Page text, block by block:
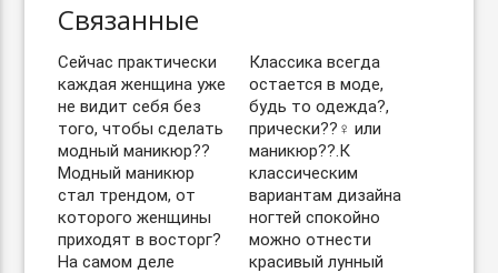
Связанные
Сейчас практически
каждая женщина уже
не видит себя без
того, чтобы сделать
модный маникюр??
Модный маникюр
стал трендом, от
которого женщины
приходят в восторг?
На самом деле
Классика всегда
остается в моде,
будь то одежда?,
прически??‍♀️ или
маникюр??.К
классическим
вариантам дизайна
ногтей спокойно
можно отнести
красивый лунный